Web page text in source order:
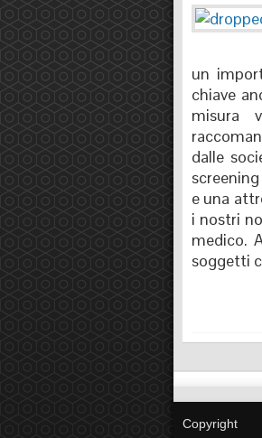
un
chiave
misura
dalle
e una
i nostri
medico.
soggetti
Copyright